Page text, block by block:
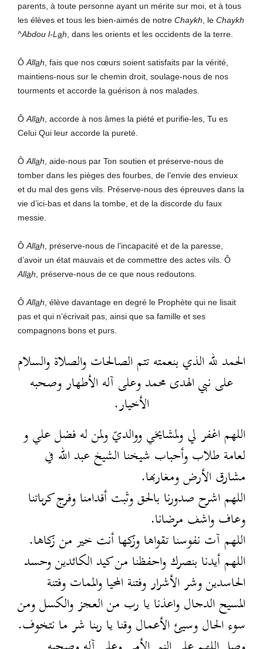
parents, à toute personne ayant un mérite sur moi, et à tous
les élèves et tous les bien-aimés de notre Chaykh , le Chaykh
^Abdou l-L ah , dans les orients et les occidents de la terre.
Ô Allah , fais que nos cœurs soient satisfaits par la vérité,
maintiens-nous sur le chemin droit, soulage-nous de nos
tourments et accorde la guérison à nos malades.
Ô Allah , accorde à nos âmes la piété et purifie-les, Tu es
Celui Qui leur accorde la pureté.
Ô Allah , aide-nous par Ton soutien et préserve-nous de
tomber dans les pièges des fourbes, de l’envie des envieux
et du mal des gens vils. Préserve-nous des épreuves dans la
vie d’ici-bas et dans la tombe, et de la discorde du faux
messie.
Ô Allah , préserve-nous de l’incapacité et de la paresse,
d’avoir un état mauvais et de commettre des actes vils. Ô
Allah , préserve-nous de ce que nous redoutons.
Ô Allah , élève davantage en degré le Prophète qui ne lisait
pas et qui n’écrivait pas, ainsi que sa famille et ses
compagnons bons et purs.
الحمد لله الذي بنعمته تتم الصالحات والصلاة والسلام
على نبي الهدى محمد وعلى آله الأطهار وصحبه
الأخيار.
اللهم اغفر لي ولمشايخي ووالديّ ولمن له فضل علي و
لعامة طلاب وأحباب شيخنا الشيخ عبد الله في
مشارق الأرض ومغاربها.
اللهم اشرح صدورنا بالحق وثبت أقدامنا وفرج كرباتنا
وعاف واشف مرضانا.
اللهم آت نفوسنا تقواها وزكها أنت خير من زكاها.
اللهم أيدنا بنصرك واحفظنا من كيد الكائدين وحسد
الحاسدين وشر الأشرار وفتنة المحيا والممات وفتنة
المسيح الدجال واعذنا يا رب من العجز والكسل ومن
سوء الحال وسيئ الأعمال وقنا يا ربنا شر ما نتخوف.